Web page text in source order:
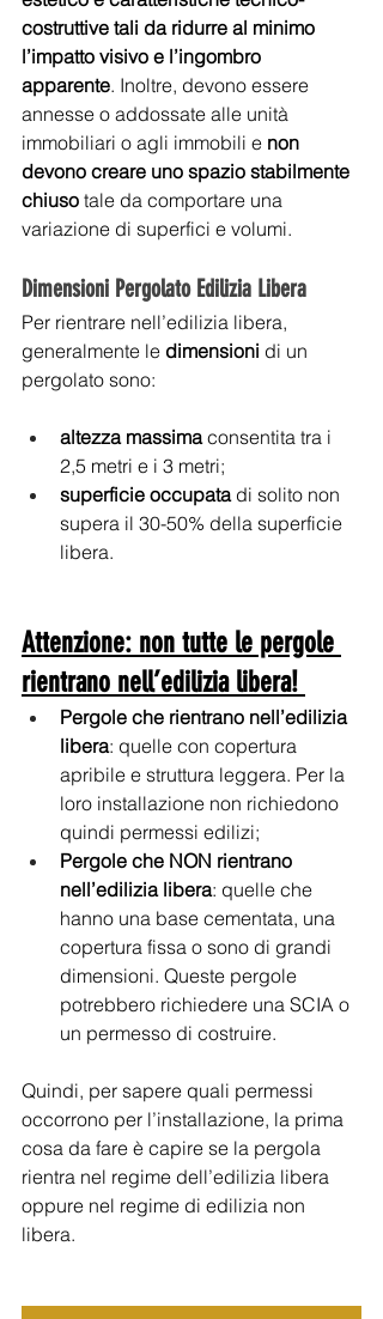
costruttive tali da ridurre al minimo
l’impatto visivo e l’ingombro
apparente. Inoltre, devono essere
annesse o addossate alle unità
immobiliari o agli immobili e non
devono creare uno spazio stabilmente
chiuso tale da comportare una
variazione di superfici e volumi.
Dimensioni Pergolato Edilizia Libera
Per rientrare nell’edilizia libera,
generalmente le dimensioni di un
pergolato sono:
altezza massima consentita tra i
2,5 metri e i 3 metri;
superficie occupata di solito non
supera il 30-50% della superficie
libera.
Attenzione: non tutte le pergole
rientrano nell’edilizia libera!
Pergole che rientrano nell’edilizia
libera: quelle con copertura
apribile e struttura leggera. Per la
loro installazione non richiedono
quindi permessi edilizi;
Pergole che NON rientrano
nell’edilizia libera: quelle che
hanno una base cementata, una
copertura fissa o sono di grandi
dimensioni. Queste pergole
potrebbero richiedere una SCIA o
un permesso di costruire.
Quindi, per sapere quali permessi
occorrono per l’installazione, la prima
cosa da fare è capire se la pergola
rientra nel regime dell’edilizia libera
oppure nel regime di edilizia non
libera.